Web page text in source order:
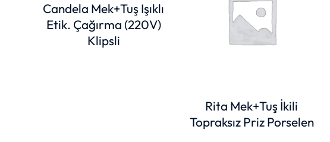
Candela Mek+Tuş Işıklı
Etik. Çağırma (220V)
Klipsli
Rita Mek+Tuş İkili
Topraksız Priz Porselen